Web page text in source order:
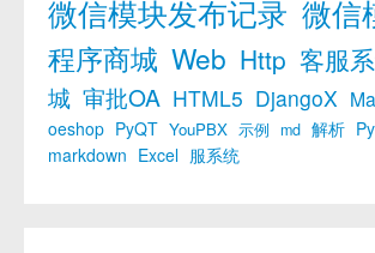
微信模块发布记录 微信
程序商城 Web Http 客服
城 审批OA HTML5 DjangoX
oeshop PyQT YouPBX 示例 md 解析
markdown Excel 服系统